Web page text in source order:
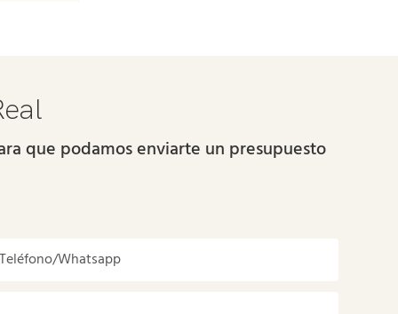
que podamos enviarte un presupuesto
Teléfono/whatsapp